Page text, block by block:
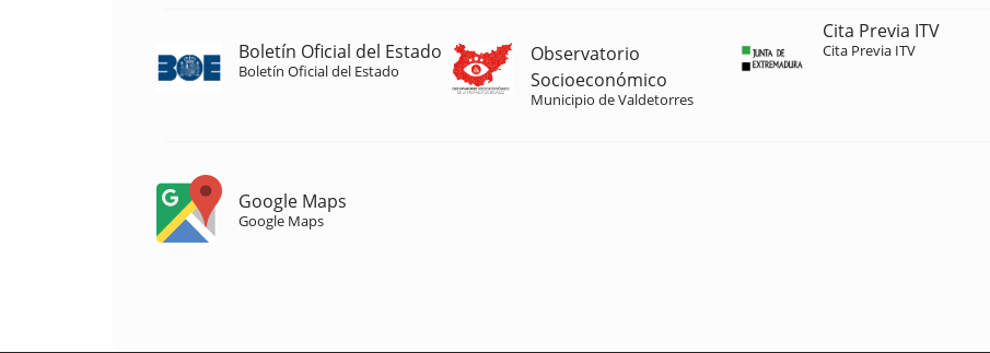
Boletín Oficial del Estado
Boletín Oficial del Estado
Observatorio
Socioeconómico
Municipio de Valdetorres
Cita Previa ITV
Cita Previa ITV
Google Maps
Google Maps